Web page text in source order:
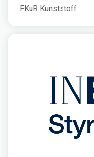
FKuR Kunststoff